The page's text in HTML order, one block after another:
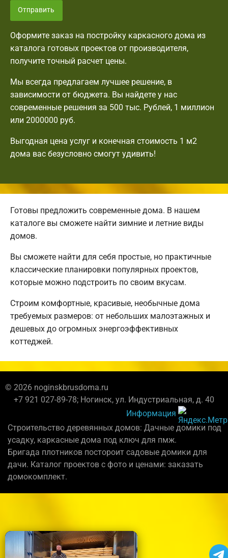
Отправить
Оформите заказ на постройку каркасного дома из
каталога готовых проектов от производителя,
получите точный расчет цены.
Мы всегда предлагаем лучшее решение, в
зависимости от бюджета. Вы найдете у нас
современные решения за 500 тыс. Рублей, 1 миллион
или 2000000 руб.
Выгодная цена услуг и конечная стоимость 1 м2
дома вас безусловно смогут удивить!
Готовы предложить современные дома. В нашем
каталоге вы сможете найти зимние и летние виды
домов.
Вы сможете найти для себя простые, но практичные
классические планировки популярных проектов,
которые можно подстроить по своим вкусам.
Строим комфортные, красивые, необычные дома
требуемых размеров: от небольших малоэтажных и
дешевых до огромных энергоэффективных
коттеджей.
© 2026 noginskbrusdoma.ru
+7 921 027-89-78; Ногинск, ул. Индустриальная, д. 40
Информация
Строительство деревянных домов: Дачные домики под
усадку, каркасные дома под ключ для пмж.
Бригада плотников постороит садовые домики для
дачи. Каталог проектов с фото и ценами: заказать
домокомплект.